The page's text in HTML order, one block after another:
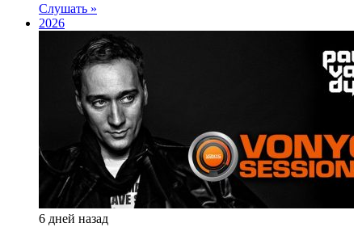
Слушать »
2026
6 дней назад